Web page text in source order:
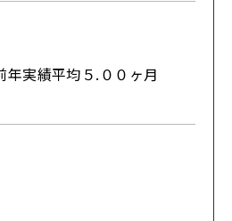
年実績平均５.００ヶ月